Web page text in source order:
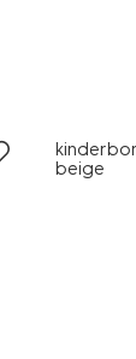
beige